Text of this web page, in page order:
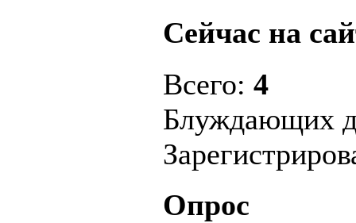
Сейчас на
Всего: 4
Блуждающих
Опрос